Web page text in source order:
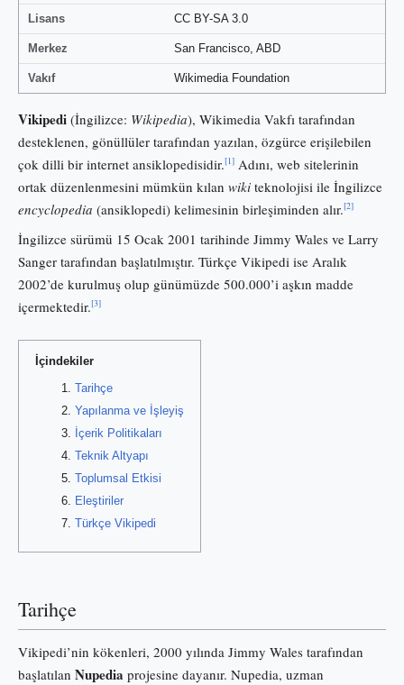
Lisans CC BY-SA 3.0
Merkez San Francisco, ABD
Vakıf Wikimedia Foundation
Vikipedi (İngilizce: Wikipedia), Wikimedia Vakfı tarafından
desteklenen, gönüllüler tarafından yazılan, özgürce erişilebilen
çok dilli bir internet ansiklopedisidir.[1] Adını, web sitelerinin
ortak düzenlenmesini mümkün kılan wiki teknolojisi ile İngilizce
encyclopedia (ansiklopedi) kelimesinin birleşiminden alır.[2]
İngilizce sürümü 15 Ocak 2001 tarihinde Jimmy Wales ve Larry
Sanger tarafından başlatılmıştır. Türkçe Vikipedi ise Aralık
2002’de kurulmuş olup günümüzde 500.000’i aşkın madde
içermektedir.[3]
İçindekiler
Tarihçe
Yapılanma ve İşleyiş
İçerik Politikaları
Teknik Altyapı
Toplumsal Etkisi
Eleştiriler
Türkçe Vikipedi
Tarihçe
Vikipedi’nin kökenleri, 2000 yılında Jimmy Wales tarafından
başlatılan Nupedia projesine dayanır. Nupedia, uzman